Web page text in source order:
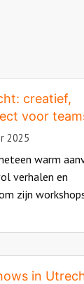
creatief,
voor
2025
warm
verhalen en
zijn
in